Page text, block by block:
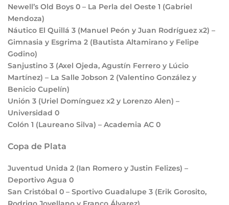
Newell’s Old Boys 0 – La Perla del Oeste 1 (Gabriel
Mendoza)
Náutico El Quillá 3 (Manuel Peón y Juan Rodríguez x2) –
Gimnasia y Esgrima 2 (Bautista Altamirano y Felipe
Godino)
Sanjustino 3 (Axel Ojeda, Agustín Ferrero y Lúcio
Martínez) – La Salle Jobson 2 (Valentino González y
Benicio Cupelín)
Unión 3 (Uriel Domínguez x2 y Lorenzo Alen) –
Universidad 0
Colón 1 (Laureano Silva) – Academia AC 0
Copa de Plata
Juventud Unida 2 (Ian Romero y Justin Felizes) –
Deportivo Agua 0
San Cristóbal 0 – Sportivo Guadalupe 3 (Erik Gorosito,